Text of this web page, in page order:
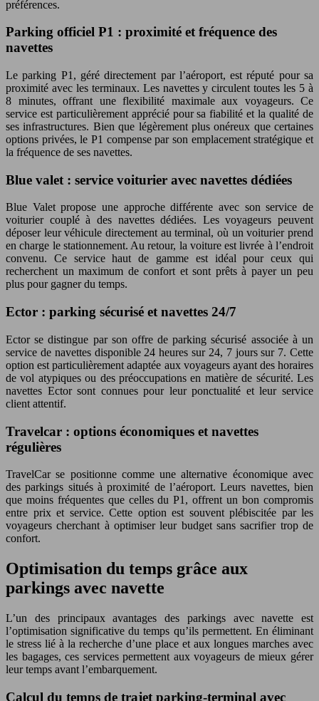
préférences.
Parking officiel P1 : proximité et fréquence des
navettes
Le parking P1, géré directement par l’aéroport, est réputé pour sa
proximité avec les terminaux. Les navettes y circulent toutes les 5 à
8 minutes, offrant une flexibilité maximale aux voyageurs. Ce
service est particulièrement apprécié pour sa fiabilité et la qualité de
ses infrastructures. Bien que légèrement plus onéreux que certaines
options privées, le P1 compense par son emplacement stratégique et
la fréquence de ses navettes.
Blue valet : service voiturier avec navettes dédiées
Blue Valet propose une approche différente avec son service de
voiturier couplé à des navettes dédiées. Les voyageurs peuvent
déposer leur véhicule directement au terminal, où un voiturier prend
en charge le stationnement. Au retour, la voiture est livrée à l’endroit
convenu. Ce service haut de gamme est idéal pour ceux qui
recherchent un maximum de confort et sont prêts à payer un peu
plus pour gagner du temps.
Ector : parking sécurisé et navettes 24/7
Ector se distingue par son offre de parking sécurisé associée à un
service de navettes disponible 24 heures sur 24, 7 jours sur 7. Cette
option est particulièrement adaptée aux voyageurs ayant des horaires
de vol atypiques ou des préoccupations en matière de sécurité. Les
navettes Ector sont connues pour leur ponctualité et leur service
client attentif.
Travelcar : options économiques et navettes
régulières
TravelCar se positionne comme une alternative économique avec
des parkings situés à proximité de l’aéroport. Leurs navettes, bien
que moins fréquentes que celles du P1, offrent un bon compromis
entre prix et service. Cette option est souvent plébiscitée par les
voyageurs cherchant à optimiser leur budget sans sacrifier trop de
confort.
Optimisation du temps grâce aux
parkings avec navette
L’un des principaux avantages des parkings avec navette est
l’optimisation significative du temps qu’ils permettent. En éliminant
le stress lié à la recherche d’une place et aux longues marches avec
les bagages, ces services permettent aux voyageurs de mieux gérer
leur temps avant l’embarquement.
Calcul du temps de trajet parking-terminal avec